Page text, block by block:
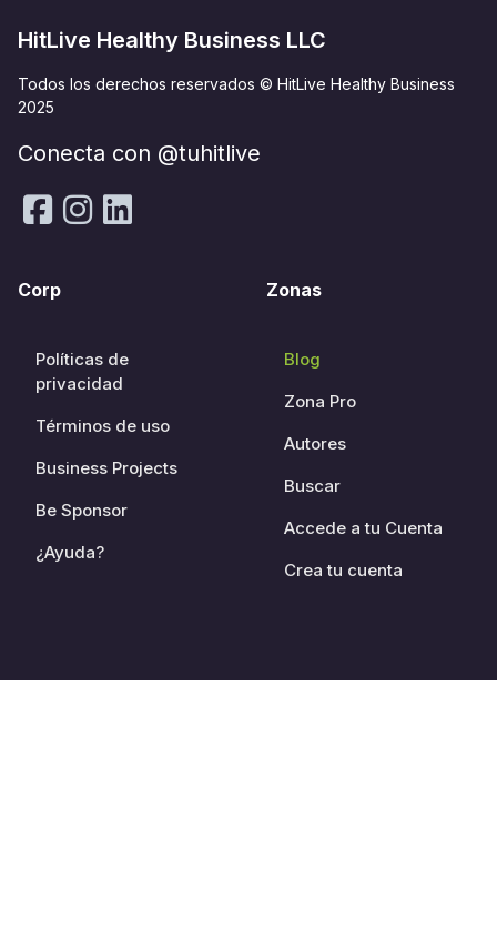
HitLive Healthy Business LLC
Todos los derechos reservados © HitLive Healthy Business
2025
Conecta con @tuhitlive
Corp
Políticas de
privacidad
Términos de uso
Business Projects
Be Sponsor
¿Ayuda?
Zonas
Blog
Zona Pro
Autores
Buscar
Accede a tu Cuenta
Crea tu cuenta